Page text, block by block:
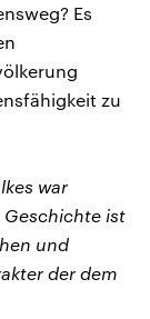
Es
zu
war
Geschichte ist
und
der dem